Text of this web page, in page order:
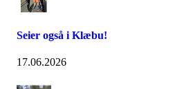
Seier også i Klæbu!
17.06.2026